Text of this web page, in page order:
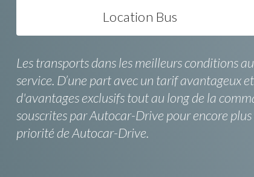
Location Bus
Les transports dans les meilleurs conditions
service. D’une part avec un tarif avantageux
d'avantages exclusifs tout au long de la
souscrites par Autocar-Drive pour encore
priorité de Autocar-Drive.